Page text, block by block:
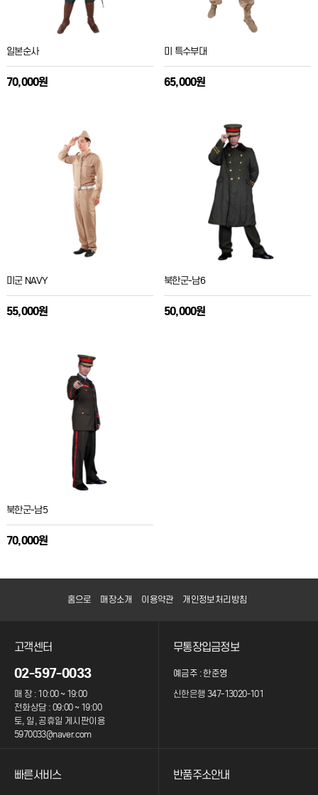
일본순사
70,000원
미 특수부대
65,000원
미군 NAVY
55,000원
북한군-남6
50,000원
북한군-남5
70,000원
홈으로 매장소개 이용약관 개인정보처리방침
고객센터
02-597-0033
매 장 : 10:00 ~ 19:00
전화상담 : 09:00 ~ 19:00
토, 일, 공휴일 게시판이용
5970033@naver.com
무통장입금정보
예금주 : 한준영
신한은행 347-13020-101
빠른서비스 반품주소안내